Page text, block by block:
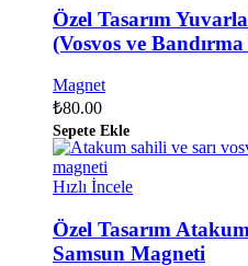
Özel Tasarım
(Vosvos ve
Magnet
₺80.00
Sepete Ekle
Hızlı İncele
Özel Tasarım
Samsun Magneti